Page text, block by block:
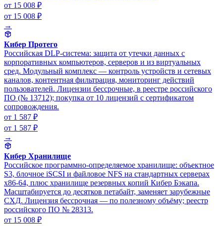
от 15 008 ₽
от 15 008 ₽
→
Кибер Протего
Российская DLP-система: защита от утечки данных с
корпоративных компьютеров, серверов и из виртуальных
сред. Модульный комплекс — контроль устройств и сетевых
каналов, контентная фильтрация, мониторинг действий
пользователей. Лицензии бессрочные, в реестре российского
ПО (№ 13712); покупка от 10 лицензий с сертификатом
сопровождения.
от 1 587 ₽
от 1 587 ₽
→
Кибер Хранилище
Российское программно-определяемое хранилище: объектное
S3, блочное iSCSI и файловое NFS на стандартных серверах
x86-64, плюс хранилище резервных копий Кибер Бэкапа.
Масштабируется до десятков петабайт, заменяет зарубежные
СХД. Лицензия бессрочная — по полезному объёму; реестр
российского ПО № 28313.
от 15 008 ₽